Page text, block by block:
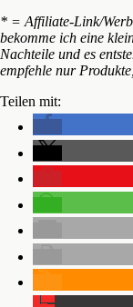
* = Affiliate-Link/
bekomme ich eine
Nachteile und es
empfehle nur
Teilen mit: